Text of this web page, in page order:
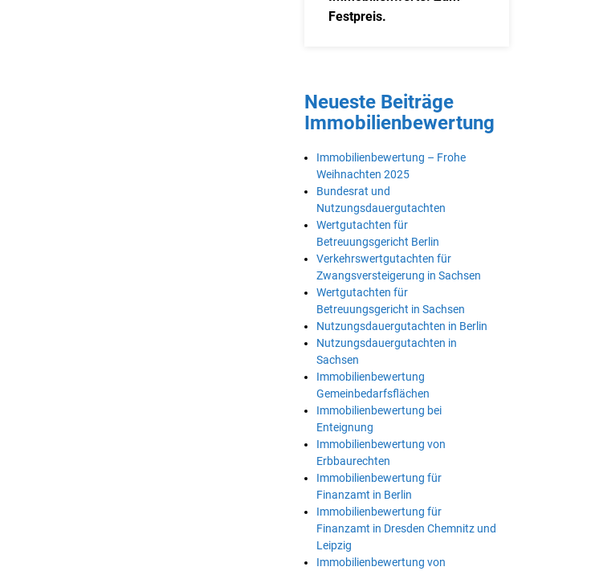
Festpreis.
Neueste Beiträge
Immobilienbewertung
Immobilienbewertung – Frohe
Weihnachten 2025
Bundesrat und
Nutzungsdauergutachten
Wertgutachten für
Betreuungsgericht Berlin
Verkehrswertgutachten für
Zwangsversteigerung in Sachsen
Wertgutachten für
Betreuungsgericht in Sachsen
Nutzungsdauergutachten in Berlin
Nutzungsdauergutachten in
Sachsen
Immobilienbewertung
Gemeinbedarfsflächen
Immobilienbewertung bei
Enteignung
Immobilienbewertung von
Erbbaurechten
Immobilienbewertung für
Finanzamt in Berlin
Immobilienbewertung für
Finanzamt in Dresden Chemnitz und
Leipzig
Immobilienbewertung von